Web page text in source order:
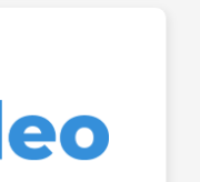
LTDA
BIC
S.A.S. Y ALIFIN